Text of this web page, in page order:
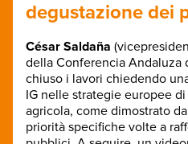
degustazione dei
César Saldaña
della Conferencia Andaluza
chiuso i lavori chiedendo
IG nelle strategie europee
agricola, come dimostrato
priorità specifiche volte a